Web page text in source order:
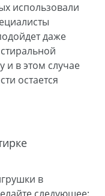
использовали
даже
и в этом случае
остается
в